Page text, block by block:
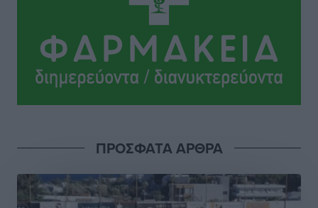
ΔΕΑΣ Δάφνη Ρόδου: Η Ευαγγελία Τετράδη στο
Αθλητικά• πριν 6 ώρες
Σταυρός Καλυθιών: Απέκτησε και την Ειρήνη
Καρελλάκη
ΠΡΟΣΦΑΤΑ ΑΡΘΡΑ